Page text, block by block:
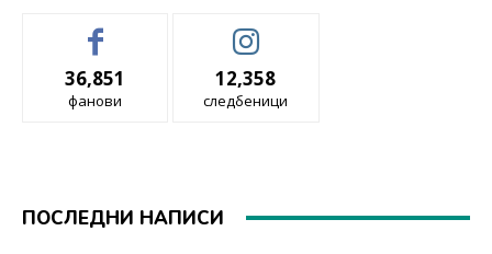
36,851
фанови
12,358
следбеници
ПОСЛЕДНИ НАПИСИ